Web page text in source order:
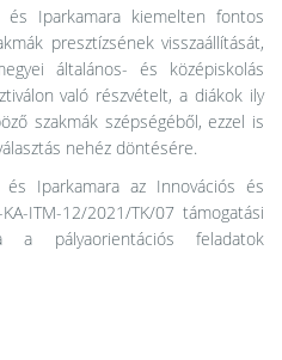
Iparkamara kiemelten fontos
presztízsének visszaállítását,
általános- és középiskolás
való részvételt, a diákok ily
szakmák szépségéből, ezzel is
nehéz döntésére.
Iparkamara az Innovációs és
ITM-12/2021/TK/07 támogatási
a pályaorientációs feladatok